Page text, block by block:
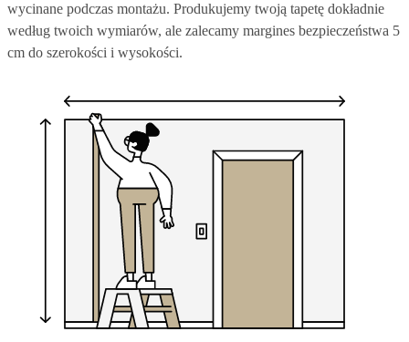
wycinane podczas montażu. Produkujemy twoją tapetę dokładnie
według twoich wymiarów, ale zalecamy margines bezpieczeństwa 5
cm do szerokości i wysokości.